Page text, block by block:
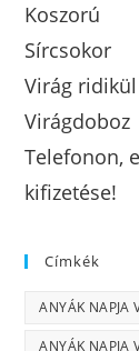
Koszorú
Sírcsokor
Virág ridikül
Virágdoboz
Telefonon,
kifizetése!
Címkék
ANYÁK NAPJA
ANYÁK NAPJA